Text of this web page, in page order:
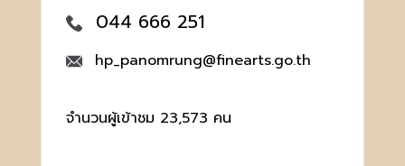
044 666 251
hp_panomrung@finearts.go.th
จำนวนผู้เข้าชม 23,573 คน